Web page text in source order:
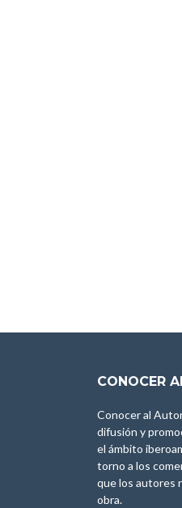
CONOCER
Conocer al
difusión y
el ámbito
torno a los
que los autores
obra.